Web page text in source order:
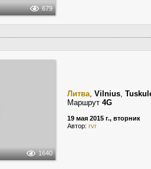
679
1640
Литва, Vilnius,
Маршрут 4G
19 мая 2015 г., вторник
Автор: rvr